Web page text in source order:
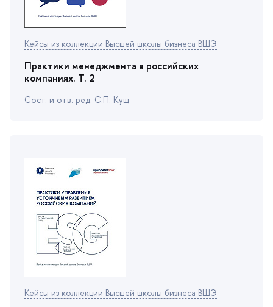
Кейсы из коллекции Высшей школы бизнеса ВШЭ
Практики менеджмента в российских
компаниях. Т. 2
Сост. и отв. ред. С.П. Кущ
Кейсы из коллекции Высшей школы бизнеса ВШЭ